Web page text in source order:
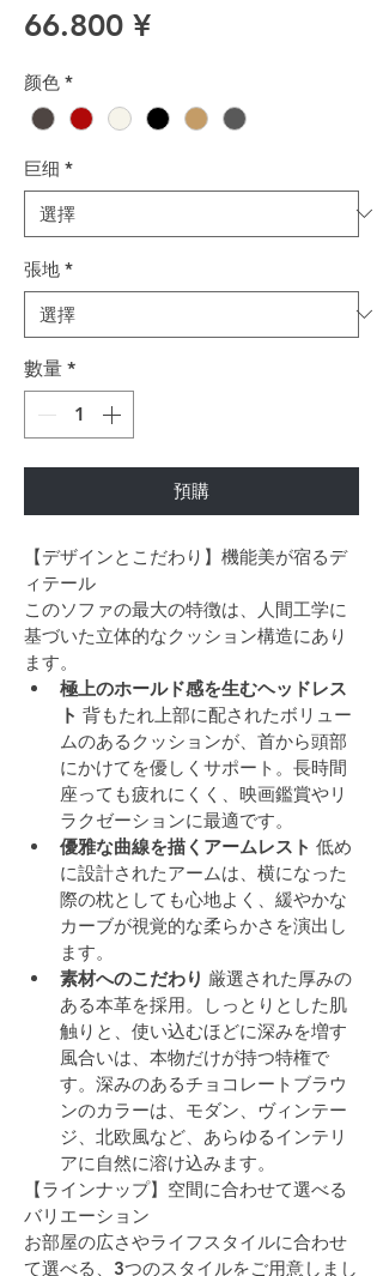
66.800 ¥價格
颜色 *
巨细 *
張地 *
數量 *
預購
【デザインとこだわり】機能美が宿るデ
ィテール
このソファの最大の特徴は、人間工学に
基づいた立体的なクッション構造にあり
ます。
極上のホールド感を生むヘッドレス
ト 背もたれ上部に配されたボリュー
ムのあるクッションが、首から頭部
にかけてを優しくサポート。長時間
座っても疲れにくく、映画鑑賞やリ
ラクゼーションに最適です。
優雅な曲線を描くアームレスト 低め
に設計されたアームは、横になった
際の枕としても心地よく、緩やかな
カーブが視覚的な柔らかさを演出し
ます。
素材へのこだわり 厳選された厚みの
ある本革を採用。しっとりとした肌
触りと、使い込むほどに深みを増す
風合いは、本物だけが持つ特権で
す。深みのあるチョコレートブラウ
ンのカラーは、モダン、ヴィンテー
ジ、北欧風など、あらゆるインテリ
アに自然に溶け込みます。
【ラインナップ】空間に合わせて選べる
バリエーション
お部屋の広さやライフスタイルに合わせ
て選べる、3つのスタイルをご用意しまし